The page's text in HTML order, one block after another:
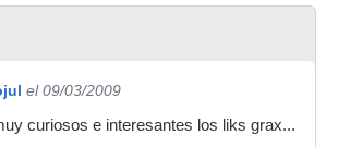
el 09/03/2009
curiosos e interesantes los liks grax...